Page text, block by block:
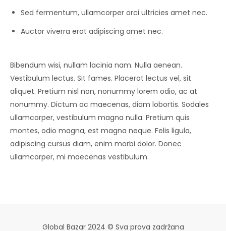
Sed fermentum, ullamcorper orci ultricies amet nec.
Auctor viverra erat adipiscing amet nec.
Bibendum wisi, nullam lacinia nam. Nulla aenean.
Vestibulum lectus. Sit fames. Placerat lectus vel, sit
aliquet. Pretium nisl non, nonummy lorem odio, ac at
nonummy. Dictum ac maecenas, diam lobortis. Sodales
ullamcorper, vestibulum magna nulla. Pretium quis
montes, odio magna, est magna neque. Felis ligula,
adipiscing cursus diam, enim morbi dolor. Donec
ullamcorper, mi maecenas vestibulum.
Global Bazar 2024 © Sva prava zadržana